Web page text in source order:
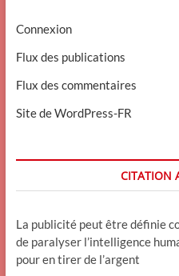
Connexion
Flux des publications
Flux des commentaires
Site de WordPress-FR
CITATION
La publicité peut être définie
de paralyser l’intelligence
pour en tirer de l’argent